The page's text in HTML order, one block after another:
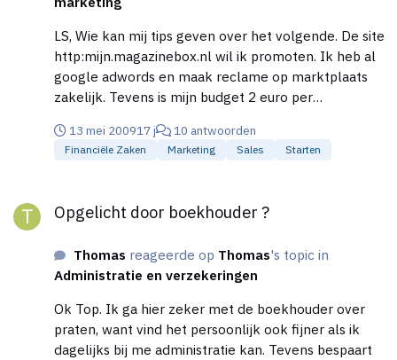
LS, Wie kan mij tips geven over het volgende. De site
http:mijn.magazinebox.nl wil ik promoten. Ik heb al
google adwords en maak reclame op marktplaats
zakelijk. Tevens is mijn budget 2 euro per
?
13 mei 200917 j 10 antwoorden
Financiële Zaken Marketing Sales Starten
Opgelicht door boekhouder ?
Thomas reageerde op Thomas's topic in
Administratie en verzekeringen
Ok Top. Ik ga hier zeker met de boekhouder over
praten, want vind het persoonlijk ook fijner als ik
dagelijks bij me administratie kan. Tevens bespaart